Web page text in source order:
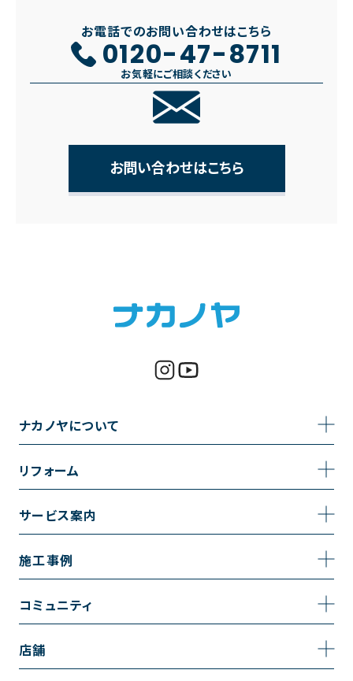
お電話でのお問い合わせはこちら
0120-47-8711
お気軽にご相談ください
お問い合わせはこちら
ナカノヤについて
事業内容
採用情報
リフォーム
トイレのリフォーム
キッチンのリフォーム
リノベーション
サービス案内
サービスの流れ
施工事例
施工事例一覧
お風呂の施工事例
コミュニティ
コミュニティ
店舗